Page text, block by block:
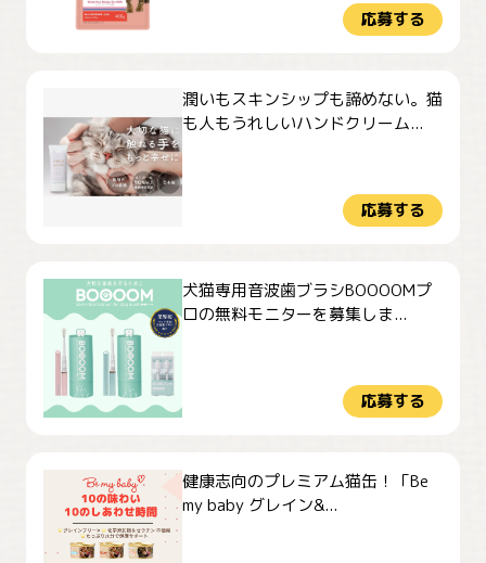
応募する
潤いもスキンシップも諦めない。猫
も人もうれしいハンドクリーム...
応募する
犬猫専用音波歯ブラシBOOOOMプ
ロの無料モニターを募集しま...
応募する
健康志向のプレミアム猫缶！「Be
my baby グレイン&...